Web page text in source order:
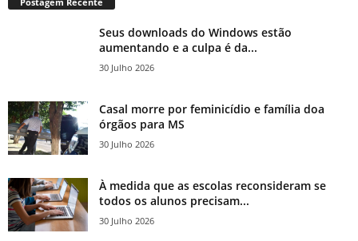
Seus downloads do Windows estão
aumentando e a culpa é da...
30 Julho 2026
Casal morre por feminicídio e família doa
órgãos para MS
30 Julho 2026
À medida que as escolas reconsideram se
todos os alunos precisam...
30 Julho 2026